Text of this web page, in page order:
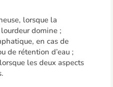
lorsque la
domine ;
en cas de
de rétention d’eau ;
les deux aspects